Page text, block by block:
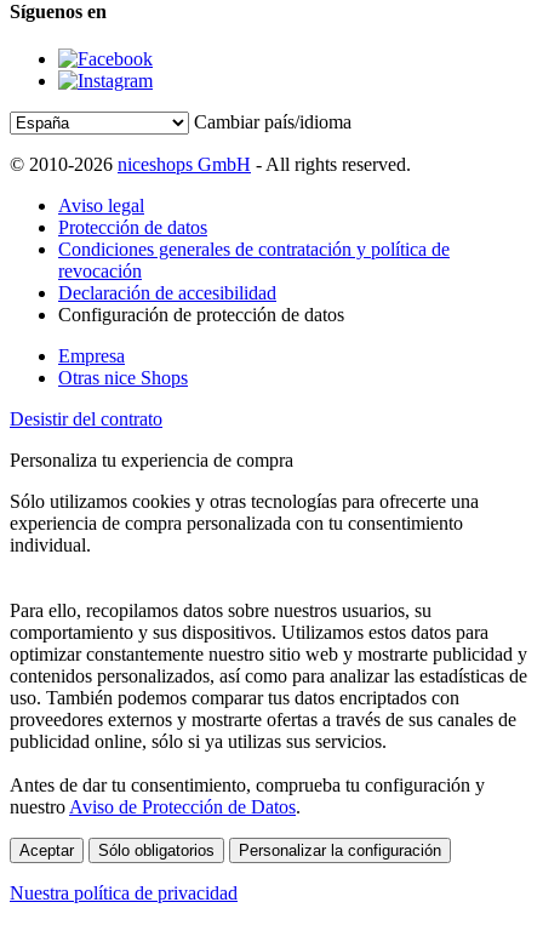
Síguenos en
Cambiar país/idioma
© 2010-2026 niceshops GmbH - All rights reserved.
Aviso legal
Protección de datos
Condiciones generales de contratación y política de
revocación
Declaración de accesibilidad
Configuración de protección de datos
Empresa
Otras nice Shops
Desistir del contrato
Personaliza tu experiencia de compra
Sólo utilizamos cookies y otras tecnologías para ofrecerte una
experiencia de compra personalizada con tu consentimiento
individual.
Para ello, recopilamos datos sobre nuestros usuarios, su
comportamiento y sus dispositivos. Utilizamos estos datos para
optimizar constantemente nuestro sitio web y mostrarte publicidad y
contenidos personalizados, así como para analizar las estadísticas de
uso. También podemos comparar tus datos encriptados con
proveedores externos y mostrarte ofertas a través de sus canales de
publicidad online, sólo si ya utilizas sus servicios.
Antes de dar tu consentimiento, comprueba tu configuración y
nuestroAviso de Protección de Datos.
Aceptar Sólo obligatorios Personalizar la configuración
Nuestra política de privacidad